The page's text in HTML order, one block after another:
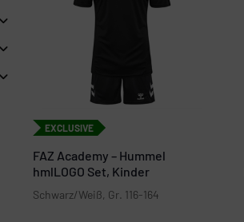
EXCLUSIVE
FAZ Academy – Hummel
hmlLOGO Set, Kinder
Schwarz/Weiß, Gr. 116-164